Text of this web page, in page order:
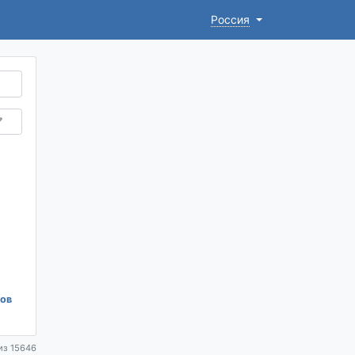
Россия
15646